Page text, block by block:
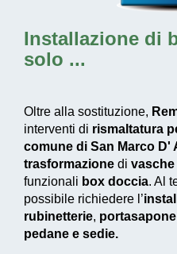
Installazione di
solo ...
Oltre alla sostituzione,
interventi di rismaltatura
comune di San Marco D'
trasformazione di
funzionali box doccia. Al
possibile richiedere l’
rubinetterie, portasapone
pedane e sedie.